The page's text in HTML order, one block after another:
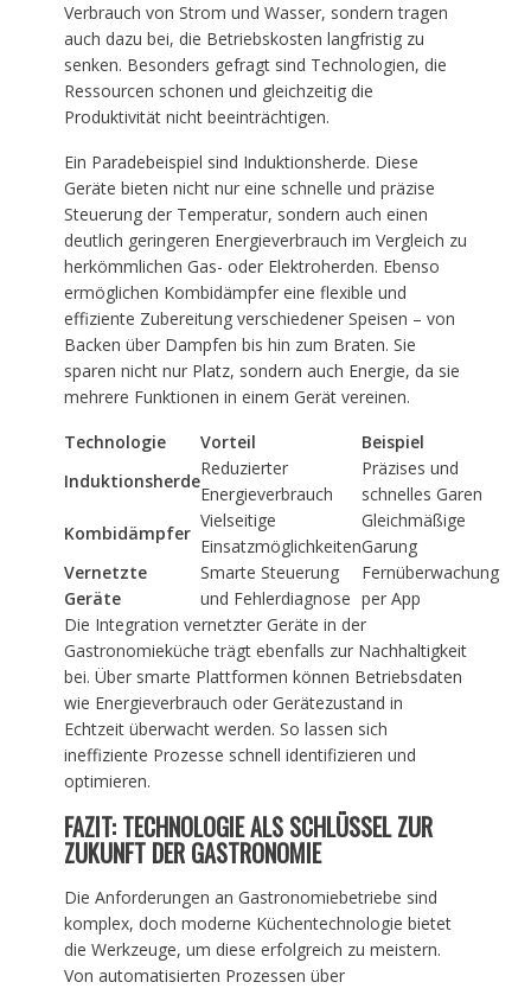
Verbrauch von Strom und Wasser, sondern tragen
auch dazu bei, die Betriebskosten langfristig zu
senken. Besonders gefragt sind Technologien, die
Ressourcen schonen und gleichzeitig die
Produktivität nicht beeinträchtigen.
Ein Paradebeispiel sind Induktionsherde. Diese
Geräte bieten nicht nur eine schnelle und präzise
Steuerung der Temperatur, sondern auch einen
deutlich geringeren Energieverbrauch im Vergleich zu
herkömmlichen Gas- oder Elektroherden. Ebenso
ermöglichen Kombidämpfer eine flexible und
effiziente Zubereitung verschiedener Speisen – von
Backen über Dampfen bis hin zum Braten. Sie
sparen nicht nur Platz, sondern auch Energie, da sie
mehrere Funktionen in einem Gerät vereinen.
Technologie
Vorteil
Beispiel
Induktionsherde
Reduzierter
Energieverbrauch
Präzises und
schnelles Garen
Kombidämpfer
Vielseitige
Einsatzmöglichkeiten
Gleichmäßige
Garung
Vernetzte
Geräte
Smarte Steuerung
und Fehlerdiagnose
Fernüberwachung
per App
Die Integration vernetzter Geräte in der
Gastronomieküche trägt ebenfalls zur Nachhaltigkeit
bei. Über smarte Plattformen können Betriebsdaten
wie Energieverbrauch oder Gerätezustand in
Echtzeit überwacht werden. So lassen sich
ineffiziente Prozesse schnell identifizieren und
optimieren.
FAZIT: TECHNOLOGIE ALS SCHLÜSSEL ZUR
ZUKUNFT DER GASTRONOMIE
Die Anforderungen an Gastronomiebetriebe sind
komplex, doch moderne Küchentechnologie bietet
die Werkzeuge, um diese erfolgreich zu meistern.
Von automatisierten Prozessen über